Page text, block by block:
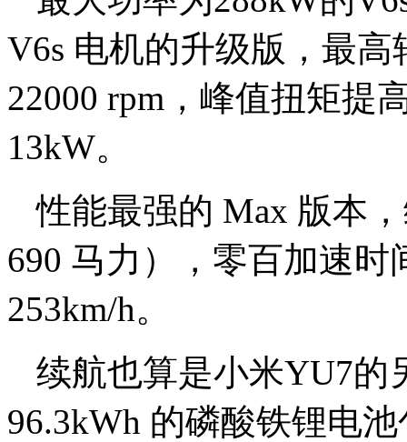
V6s 电机的升级版，最高
22000 rpm，峰值扭矩提
13kW。
性能最强的 Max 版本
690 马力），零百加速时
253km/h。
续航也算是小米YU7的
96.3kWh 的磷酸铁锂电